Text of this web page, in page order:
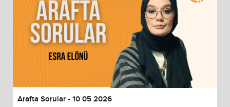
Arafta Sorular - 10 05 2026